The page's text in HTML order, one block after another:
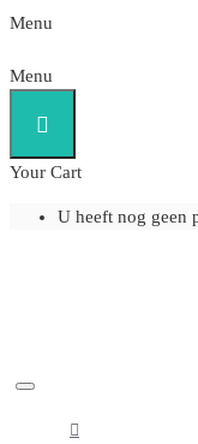
Menu
Menu
Your Cart
U heeft nog geen